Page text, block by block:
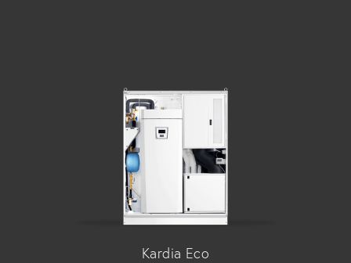
Kardia Eco